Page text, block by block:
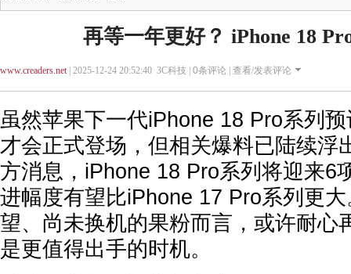
再等一年更好？ iPhone 18
www.creaders.net| 2025-12-24 20:52:40 3C科技 | 0条评论 | 查看/发表评论
虽然苹果下一代iPhone 18 Pro系列
才会正式登场，但相关爆料已陆续浮
方消息，iPhone 18 Pro系列将迎来6
进幅度有望比iPhone 17 Pro系列更
望、尚未换机的果粉而言，或许耐心
是更值得出手的时机。